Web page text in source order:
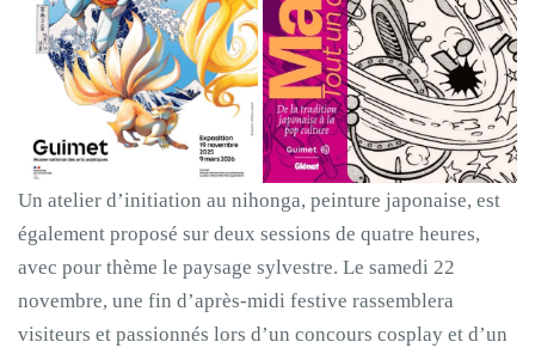
Un atelier d’initiation au nihonga, peinture japonaise, est
également proposé sur deux sessions de quatre heures,
avec pour thème le paysage sylvestre. Le samedi 22
novembre, une fin d’après-midi festive rassemblera
visiteurs et passionnés lors d’un concours cosplay et d’un